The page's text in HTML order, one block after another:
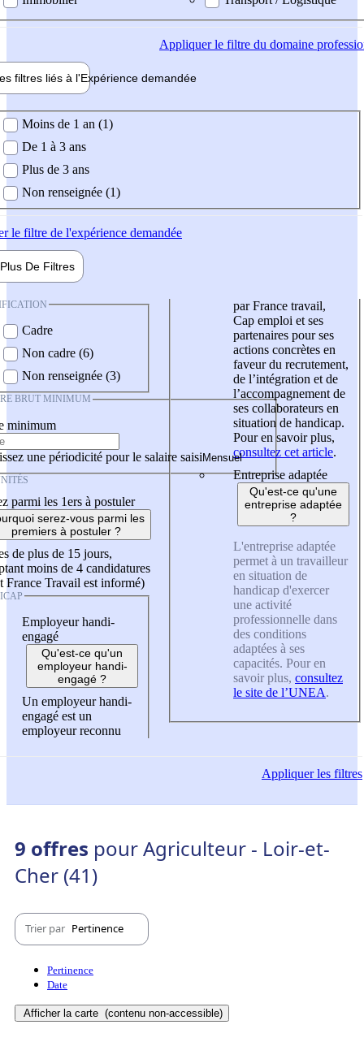
Appliquerle filtre du domaine
filtres liés à l'Expérience demandée
demandée
Moins de 1 an (1)
De 1 à 3 ans
Plus de 3 ans
Non renseignée (1)
le filtre de l'expérience demandée
Plus De Filtres
Cadre
Non cadre (6)
Non renseignée (3)
BRUT MINIMUM
minimum
une périodicité pour le salaire saisi
parmi les 1ers à postuler
serez-vous parmi les
premiers à postuler ?
de plus de 15 jours,
moins de 4 candidatures
France Travail est informé)
Employeur handi-
engagé
Qu'est-ce qu'un
employeur handi-
engagé ?
Un employeur handi-
engagé est un
employeur reconnu
par France travail,
Cap emploi et ses
partenaires pour ses
actions concrètes en
faveur du recrutement,
de l’intégration et de
l’accompagnement de
ses collaborateurs en
situation de handicap.
Pour en savoir plus,
consultez cet article.
Entreprise adaptée
Qu'est-ce qu'une
entreprise adaptée
?
L'entreprise adaptée
permet à un travailleur
en situation de
handicap d'exercer
une activité
professionnelle dans
des conditions
adaptées à ses
capacités. Pour en
savoir plus, consultez
le site de l’UNEA.
Appliquerles filtres
9 offres pour Agriculteur - Loir-et-
Cher (41)
Trier par Pertinence
Pertinence
Date
Afficher la carte (contenu non-accessible)